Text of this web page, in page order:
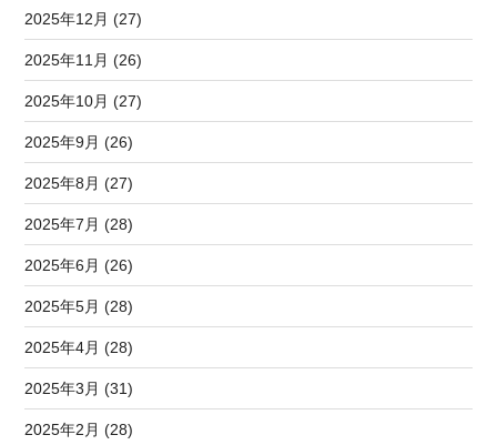
2025年12月 (27)
2025年11月 (26)
2025年10月 (27)
2025年9月 (26)
2025年8月 (27)
2025年7月 (28)
2025年6月 (26)
2025年5月 (28)
2025年4月 (28)
2025年3月 (31)
2025年2月 (28)